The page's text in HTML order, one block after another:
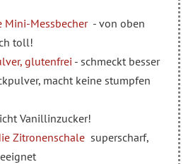
Mini-Messbecher - von oben
toll!
glutenfrei - schmeckt besser
macht keine stumpfen
Vanillinzucker!
Zitronenschale superscharf,